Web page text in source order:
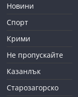
Новини
Спорт
Крими
Не пропускайте
Казанлък
Старозагорско